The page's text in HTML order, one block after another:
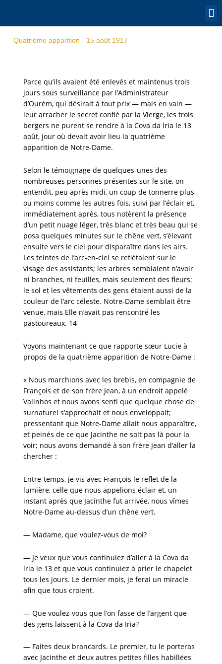
content
Quatrième apparition - 15 août 1917
Parce qu’ils avaient été enlevés et maintenus trois
jours sous surveillance par l’Administrateur
d’Ourém, qui désirait à tout prix — mais en vain —
leur arracher le secret confié par la Vierge, les trois
bergers ne purent se rendre à la Cova da lria le 13
août, jour où devait avoir lieu la quatrième
apparition de Notre-Dame.
Selon le témoignage de quelques-unes des
nombreuses personnes présentes sur le site, on
entendit, peu après midi, un coup de tonnerre plus
ou moins comme les autres fois, suivi par l’éclair et,
immédiatement après, tous notèrent la présence
d’un petit nuage léger, très blanc et très beau qui se
posa quelques minutes sur le chêne vert, s’élevant
ensuite vers le ciel pour disparaître dans les airs.
Les teintes de l’arc-en-ciel se reflétaient sur le
visage des assistants; les arbres semblaient n’avoir
ni branches, ni feuilles, mais seulement des fleurs;
le sol et les vêtements des gens étaient aussi de la
couleur de l’arc céleste. Notre-Dame semblait être
venue, mais Elle n’avait pas rencontré les
pastoureaux. 14
Voyons maintenant ce que rapporte sœur Lucie à
propos de la quatrième apparition de Notre-Dame :
« Nous marchions avec les brebis, en compagnie de
François et de son frère Jean, à un endroit appelé
Valinhos et nous avons senti que quelque chose de
surnaturel s’approchait et nous enveloppait;
pressentant que Notre-Dame allait nous apparaître,
et peinés de ce que Jacinthe ne soit pas là pour la
voir; nous avons demandé à son frère Jean d’aller la
chercher :
Entre-temps, je vis avec François le reflet de la
lumière, celle que nous appelions éclair et, un
instant après que Jacinthe fut arrivée, nous vîmes
Notre-Dame au-dessus d’un chêne vert.
— Madame, que voulez-vous de moi?
— Je veux que vous continuiez d’aller à la Cova da
lria le 13 et que vous continuiez à prier le chapelet
tous les jours. Le dernier mois, je ferai un miracle
afin que tous croient.
— Que voulez-vous que l’on fasse de l’argent que
des gens laissent à la Cova da Iria?
— Faites deux brancards. Le premier, tu le porteras
avec Jacinthe et deux autres petites filles habillées